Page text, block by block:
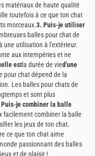
matériaux de haute qualité
toutefois à ce que ton chat
morceaux.3. Puis-je utiliser
balles pour chat de
une utilisation à l'extérieur.
aux intempéries et ne
estla durée de vied'une
pour chat dépend de la
Les balles pour chats de
et sont plus
je combiner la balle
facilement combiner la balle
les jeux de ton chat.
ce que ton chat aime
passionnant des balles
et de plaisir !